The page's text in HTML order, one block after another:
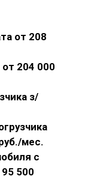
от 208
204 000
з/
мес.
с
500